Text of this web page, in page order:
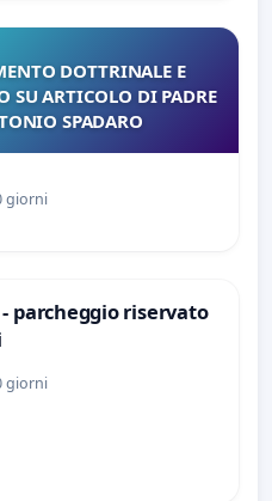
DOTTRINALE E
SU ARTICOLO DI PADRE
SPADARO
giorni
parcheggio riservato
giorni